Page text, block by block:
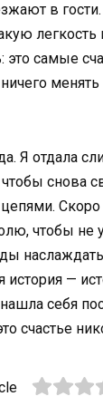
в
легкость
это самые
менять
Я отдала
снова
чтобы не
—
себя
счастье